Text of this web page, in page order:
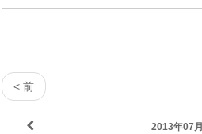
< 前
2013年07月